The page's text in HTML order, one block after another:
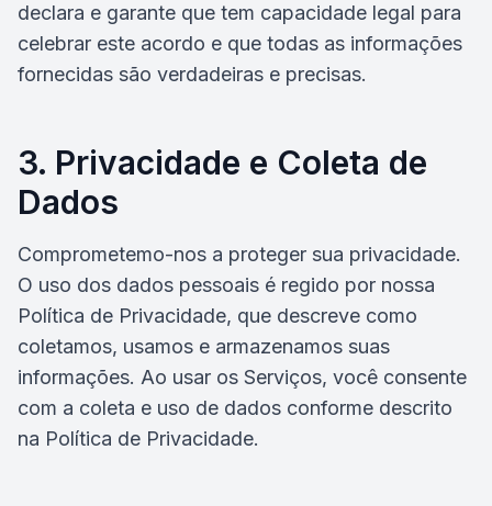
declara e garante que tem capacidade legal para
celebrar este acordo e que todas as informações
fornecidas são verdadeiras e precisas.
3. Privacidade e Coleta de
Dados
Comprometemo-nos a proteger sua privacidade.
O uso dos dados pessoais é regido por nossa
Política de Privacidade, que descreve como
coletamos, usamos e armazenamos suas
informações. Ao usar os Serviços, você consente
com a coleta e uso de dados conforme descrito
na Política de Privacidade.